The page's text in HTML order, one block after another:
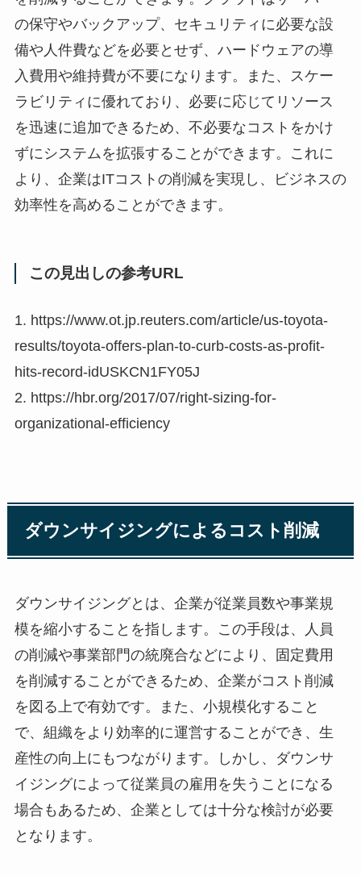
の保守やバックアップ、セキュリティに必要な設
備や人件費などを必要とせず、ハードウェアの導
入費用や維持費が不要になります。また、スケー
ラビリティに優れており、必要に応じてリソース
を迅速に追加できるため、不必要なコストをかけ
ずにシステムを拡張することができます。これに
より、企業はITコストの削減を実現し、ビジネスの
効率性を高めることができます。
この見出しの参考URL
1. https://www.ot.jp.reuters.com/article/us-toyota-
results/toyota-offers-plan-to-curb-costs-as-profit-
hits-record-idUSKCN1FY05J
2. https://hbr.org/2017/07/right-sizing-for-
organizational-efficiency
ダウンサイジングによるコスト削減
ダウンサイジングとは、企業が従業員数や事業規
模を縮小することを指します。この手段は、人員
の削減や事業部門の統廃合などにより、固定費用
を削減することができるため、企業がコスト削減
を図る上で有効です。また、小規模化すること
で、組織をより効率的に運営することができ、生
産性の向上にもつながります。しかし、ダウンサ
イジングによって従業員の雇用を失うことになる
場合もあるため、企業としては十分な検討が必要
となります。